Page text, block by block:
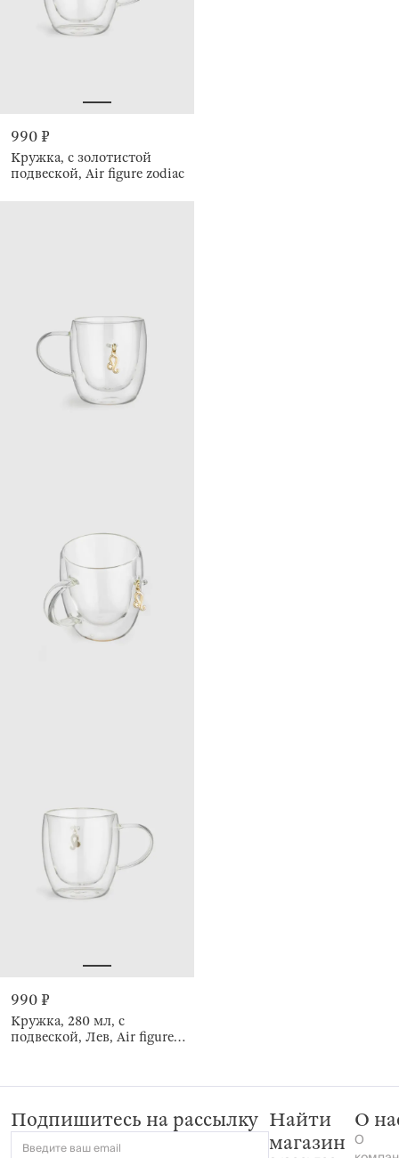
990 ₽
Кружка, с золотистой
подвеской, Air figure zodiac
990 ₽
Кружка, 280 мл, с
подвеской, Лев, Air figure
Подпишитесь на рассылку
Введите ваш email
Найти
магазин
О
О